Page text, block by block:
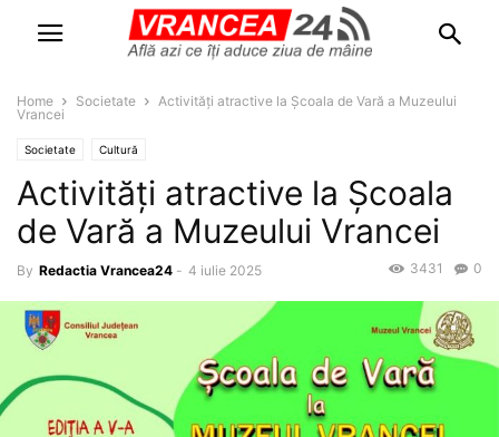
Home Societate
Activități atractive la Școala de Vară a Muzeului
Vrancei
Societate Cultură
Activități atractive la Școala
de Vară a Muzeului Vrancei
By Redactia Vrancea24 - 4 iulie 2025 0
3431